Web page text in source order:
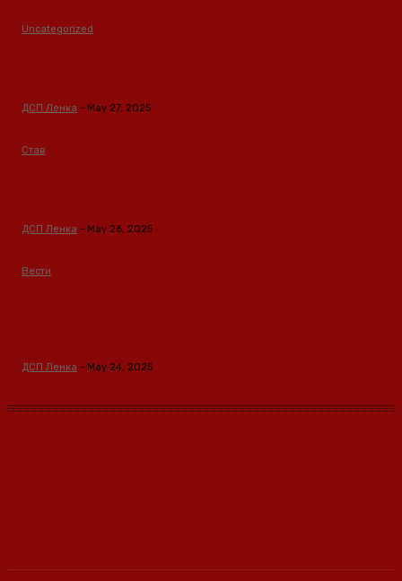
Uncategorized
ДСП Ленка - May 27, 2025
Став
ДСП Ленка - May 26, 2025
Вести
ДСП Ленка - May 24, 2025